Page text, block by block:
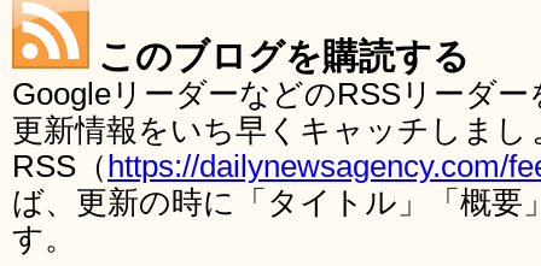
このブログを購読する
GoogleリーダーなどのRSSリーダ
更新情報をいち早くキャッチしま
RSS（ https://dailynewsagency.com/
ば、更新の時に「タイトル」「概要
す。